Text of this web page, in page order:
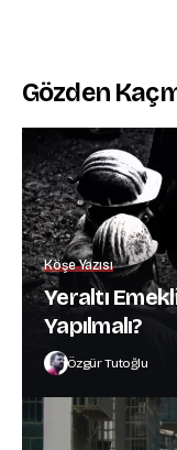
Gözden
Köşe Yazısı
Yeraltı
Yapılmalı?
Özgür Tutoğlu